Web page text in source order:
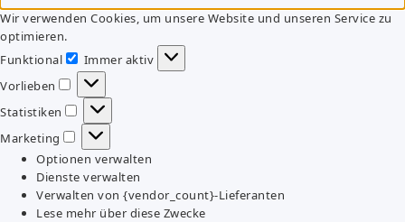
Wir verwenden Cookies, um unsere Website und unseren Service zu
optimieren.
Funktional
Funktional
Immer aktiv
Vorlieben
Vorlieben
Statistiken
Statistiken
Marketing
Marketing
Optionen verwalten
Dienste verwalten
Verwalten von {vendor_count}-Lieferanten
Lese mehr über diese Zwecke